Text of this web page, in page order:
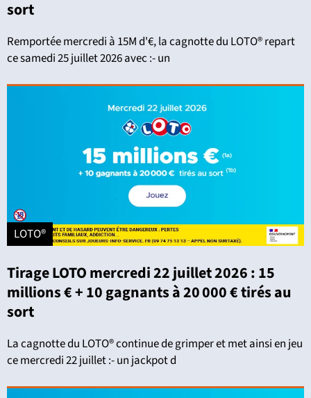
sort
Remportée mercredi à 15M d'€, la cagnotte du LOTO® repart
ce samedi 25 juillet 2026 avec :- un
LOTO®
Tirage LOTO mercredi 22 juillet 2026 : 15
millions € + 10 gagnants à 20 000 € tirés au
sort
La cagnotte du LOTO® continue de grimper et met ainsi en jeu
ce mercredi 22 juillet :- un jackpot d